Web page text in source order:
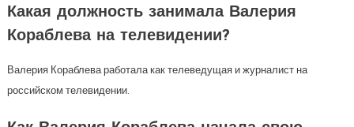
Какая должность занимала Валерия
Кораблева на телевидении?
Валерия Кораблева работала как телеведущая и журналист на
российском телевидении.